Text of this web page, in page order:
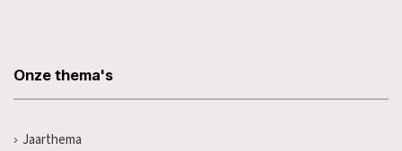
Onze thema's
Jaarthema